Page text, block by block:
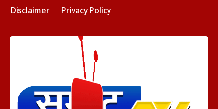
Disclaimer Privacy Policy